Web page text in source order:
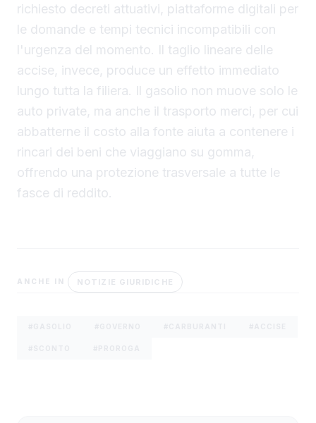
richiesto decreti attuativi, piattaforme digitali per
le domande e tempi tecnici incompatibili con
l'urgenza del momento. Il taglio lineare delle
accise, invece, produce un effetto immediato
lungo tutta la filiera. Il gasolio non muove solo le
auto private, ma anche il trasporto merci, per cui
abbatterne il costo alla fonte aiuta a contenere i
rincari dei beni che viaggiano su gomma,
offrendo una protezione trasversale a tutte le
fasce di reddito.
ANCHE IN NOTIZIE GIURIDICHE